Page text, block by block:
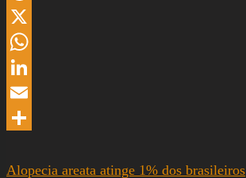
Threads
X
WhatsApp
LinkedIn
Email
Alopecia areata atinge 1% dos brasileiros